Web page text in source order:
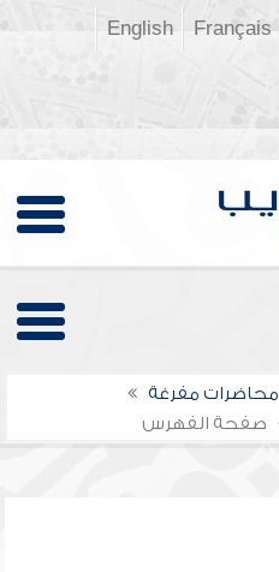
Français
English
محاضرات مفرغة
صفحة الفهرس